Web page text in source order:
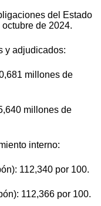
del Estado
de 2024.
y adjudicados:
millones de
millones de
interno:
112,340 por 100.
112,366 por 100.